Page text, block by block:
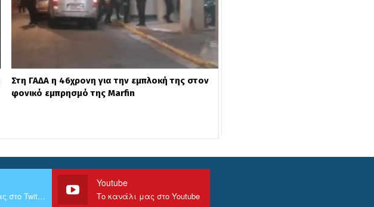
Στη ΓΑΔΑ η 46χρονη για την εμπλοκή της στον
φονικό εμπρησμό της Marfin
Ακολουθήστε μας στο Twitter
Youtube
Το κανάλι μας στο Youtube